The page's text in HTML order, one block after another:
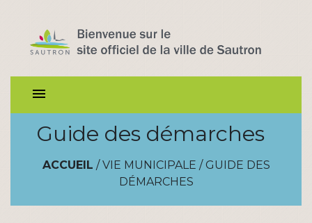
menu
Guide des démarches
ACCUEIL / VIE MUNICIPALE / GUIDE DES
DÉMARCHES